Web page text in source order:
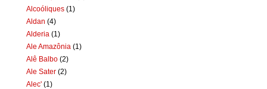
Alcoóliques (1)
Aldan (4)
Alderia (1)
Ale Amazônia (1)
Alê Balbo (2)
Ale Sater (2)
Alec' (1)